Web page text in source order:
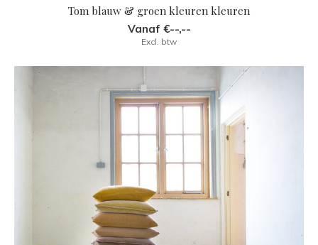
Tom blauw & groen kleuren kleuren
Vanaf €--,--
Excl. btw